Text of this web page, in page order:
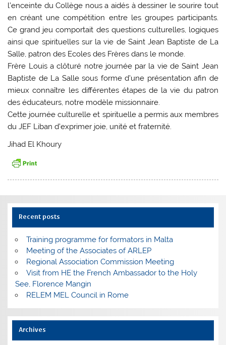
l’enceinte du Collège nous a aidés à dessiner le sourire tout
en créant une compétition entre les groupes participants.
Ce grand jeu comportait des questions culturelles, logiques
ainsi que spirituelles sur la vie de Saint Jean Baptiste de La
Salle, patron des Ecoles des Frères dans le monde.
Frère Louis a clôturé notre journée par la vie de Saint Jean
Baptiste de La Salle sous forme d’une présentation afin de
mieux connaître les différentes étapes de la vie du patron
des éducateurs, notre modèle missionnaire.
Cette journée culturelle et spirituelle a permis aux membres
du JEF Liban d’exprimer joie, unité et fraternité.
Jihad El Khoury
Recent posts
Training programme for formators in Malta
Meeting of the Associates of ARLEP
Regional Association Commission Meeting
Visit from HE the French Ambassador to the Holy
See, Florence Mangin
RELEM MEL Council in Rome
Archives